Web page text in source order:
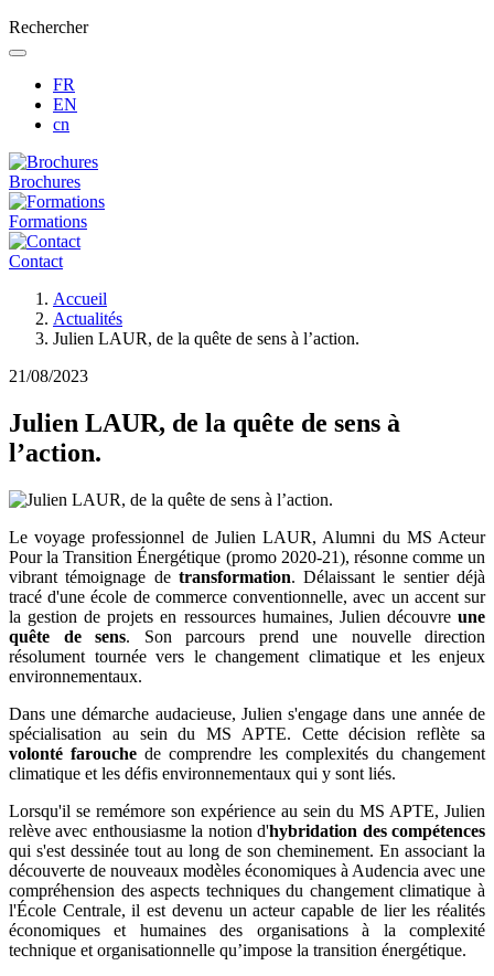
Rechercher
FR
EN
cn
Brochures
Formations
Contact
d'Ariane
Accueil
Actualités
Julien LAUR, de la quête de sens à l’action.
21/08/2023
Julien LAUR, de la quête de sens à
l’action.
Le voyage professionnel de Julien LAUR, Alumni du MS Acteur
Pour la Transition Énergétique (promo 2020-21), résonne comme un
vibrant témoignage detransformation. Délaissant le sentier déjà
tracé d'une école de commerce conventionnelle, avec un accent sur
la gestion de projets en ressources humaines, Julien découvre une
quête de sens. Son parcours prend une nouvelle direction
résolument tournée vers le changement climatique et les enjeux
environnementaux.
Dans une démarche audacieuse, Julien s'engage dans une année de
spécialisation au sein du MS APTE. Cette décision reflète sa
volonté farouche de comprendre les complexités du changement
climatique et les défis environnementaux qui y sont liés.
Lorsqu'il se remémore son expérience au sein du MS APTE, Julien
relève avec enthousiasme la notion d'hybridation des compétences
qui s'est dessinée tout au long de son cheminement. En associant la
découverte de nouveaux modèles économiques à Audencia avec une
compréhension des aspects techniques du changement climatique à
l'École Centrale, il est devenu un acteur capable de lier les réalités
économiques et humaines des organisations à la complexité
technique et organisationnelle qu’impose la transition énergétique.